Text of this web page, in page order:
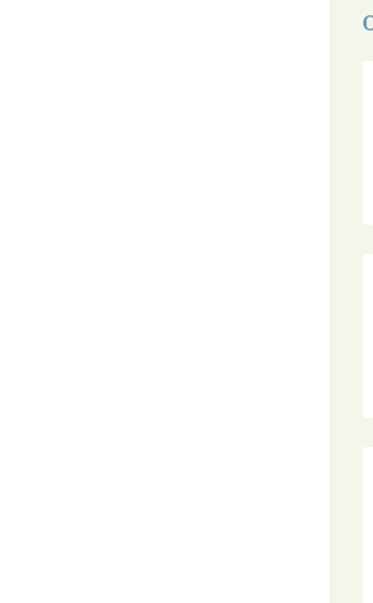
gedacht en in geloof is